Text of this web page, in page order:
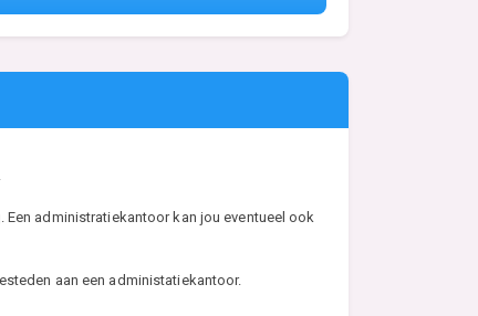
administratiekantoor kan jou eventueel ook
aan een administatiekantoor.